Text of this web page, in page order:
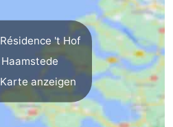
't Hof
anzeigen